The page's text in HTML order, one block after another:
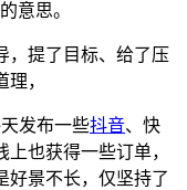
意思。
，提了目标、给了压
，
发布一些抖音、快
也获得一些订单，
好景不长，仅坚持了